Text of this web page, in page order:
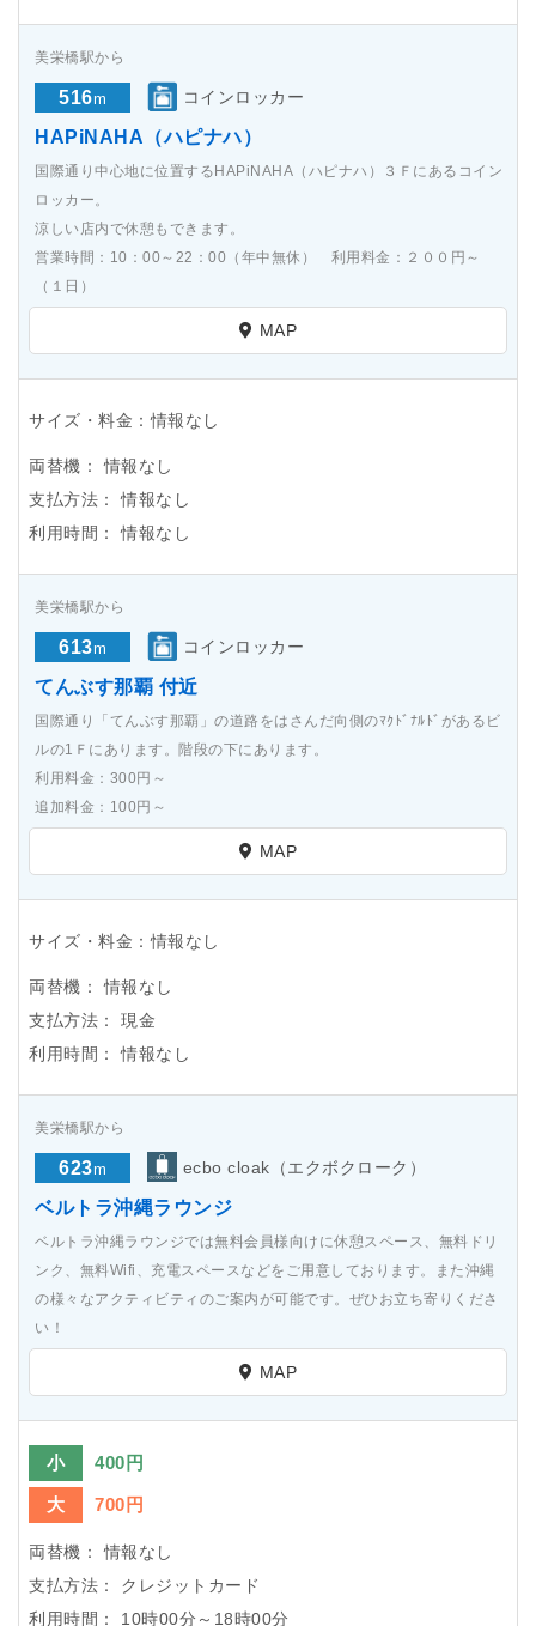
美栄橋駅から
516m コインロッカー
HAPiNAHA（ハピナハ）
国際通り中心地に位置するHAPiNAHA（ハピナハ）３Ｆにあるコイン
ロッカー。
涼しい店内で休憩もできます。
営業時間：10：00～22：00（年中無休） 利用料金：２００円～
（１日）
MAP
サイズ・料金：情報なし
両替機：
情報なし
支払方法：
情報なし
利用時間：
情報なし
美栄橋駅から
613m コインロッカー
てんぶす那覇 付近
国際通り「てんぶす那覇」の道路をはさんだ向側のﾏｸﾄﾞﾅﾙﾄﾞがあるビ
ルの1Ｆにあります。階段の下にあります。
利用料金：300円～
追加料金：100円～
MAP
サイズ・料金：情報なし
両替機：
情報なし
支払方法：
現金
利用時間：
情報なし
美栄橋駅から
623m ecbo cloak（エクボクローク）
ベルトラ沖縄ラウンジ
ベルトラ沖縄ラウンジでは無料会員様向けに休憩スペース、無料ドリ
ンク、無料Wifi、充電スペースなどをご用意しております。また沖縄
の様々なアクティビティのご案内が可能です。ぜひお立ち寄りくださ
い！
MAP
小 400円
大 700円
両替機：
情報なし
支払方法：
クレジットカード
利用時間：
10時00分～18時00分